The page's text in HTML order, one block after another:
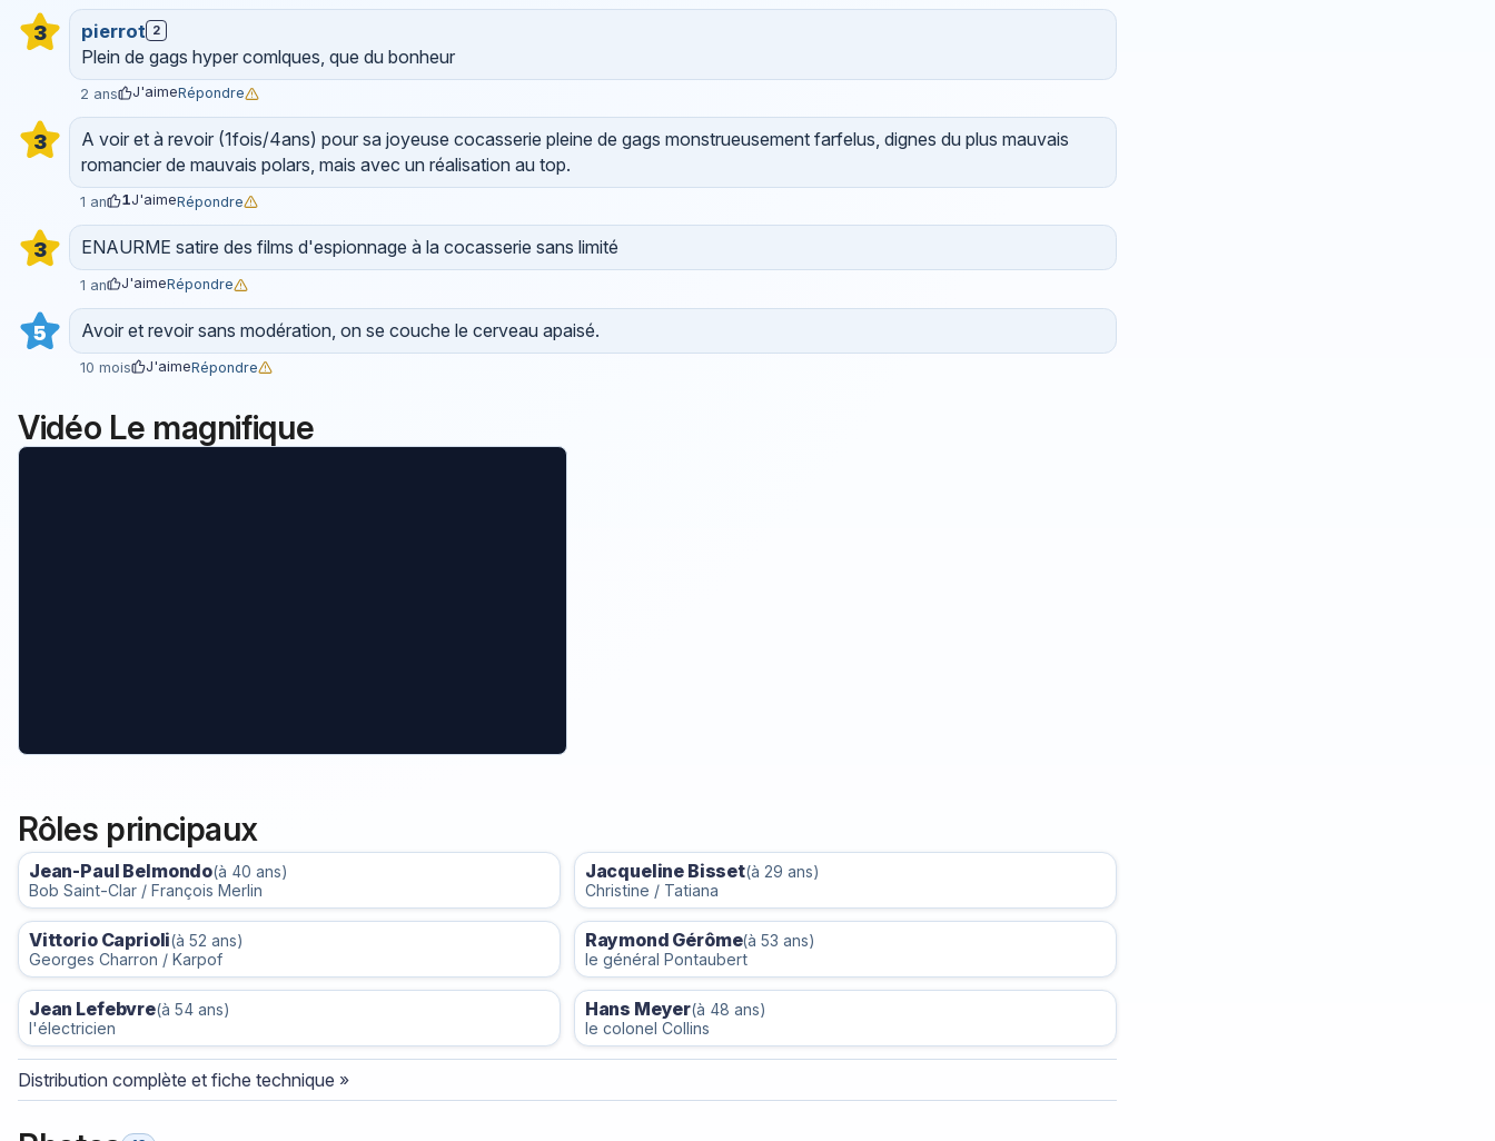
3 pierrot 2
Plein de gags hyper comlques, que du bonheur
2 ans J'aimeRépondre
3
A voir et à revoir (1fois/4ans) pour sa joyeuse cocasserie pleine de gags monstrueusement farfelus, dignes du plus mauvais
romancier de mauvais polars, mais avec un réalisation au top.
1 an 1J'aimeRépondre
3 ENAURME satire des films d'espionnage à la cocasserie sans limité
1 an J'aimeRépondre
5 Avoir et revoir sans modération, on se couche le cerveau apaisé.
10 mois J'aimeRépondre
Vidéo Le magnifique
Rôles principaux
Jean-Paul Belmondo(à 40 ans)
Bob Saint-Clar / François Merlin
Jacqueline Bisset(à 29 ans)
Christine / Tatiana
Vittorio Caprioli(à 52 ans)
Georges Charron / Karpof
Raymond Gérôme(à 53 ans)
le général Pontaubert
Jean Lefebvre(à 54 ans)
l'électricien
Hans Meyer(à 48 ans)
le colonel Collins
Distribution complète et fiche technique »